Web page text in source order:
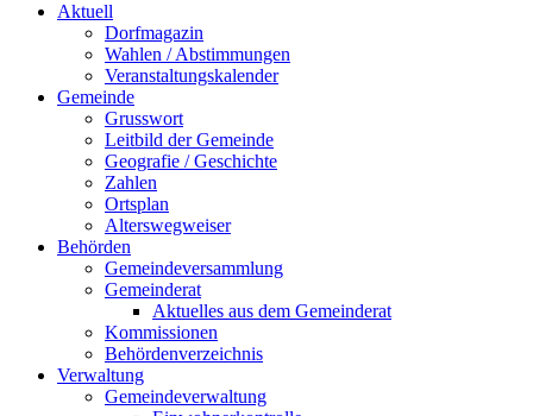
Aktuell
Dorfmagazin
Wahlen / Abstimmungen
Veranstaltungskalender
Gemeinde
Grusswort
Leitbild der Gemeinde
Geografie / Geschichte
Zahlen
Ortsplan
Alterswegweiser
Behörden
Gemeindeversammlung
Gemeinderat
Aktuelles aus dem Gemeinderat
Kommissionen
Behördenverzeichnis
Verwaltung
Gemeindeverwaltung